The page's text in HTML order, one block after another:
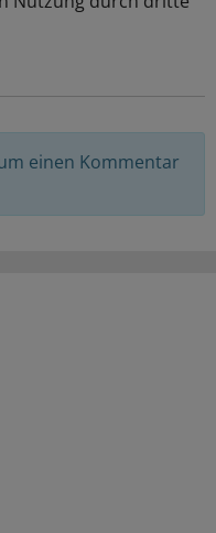
einen Kommentar